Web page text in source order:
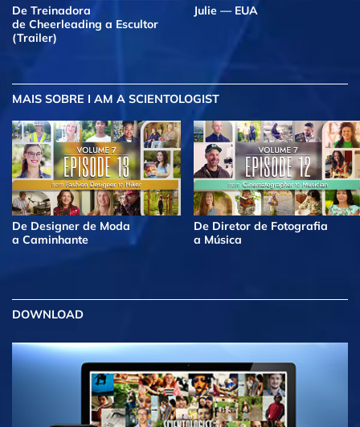
De Treinadora
de Cheerleading a Escultor
(Trailer)
Julie — EUA
MAIS SOBRE I AM A SCIENTOLOGIST
De Designer de Moda
a Caminhante
De Diretor de Fotografia
a Música
DOWNLOAD